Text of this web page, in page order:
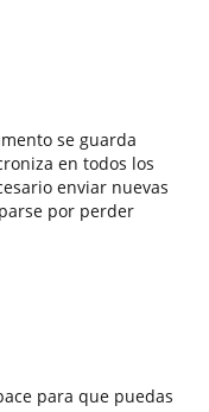
se guarda
en todos los
enviar nuevas
por perder
para que puedas